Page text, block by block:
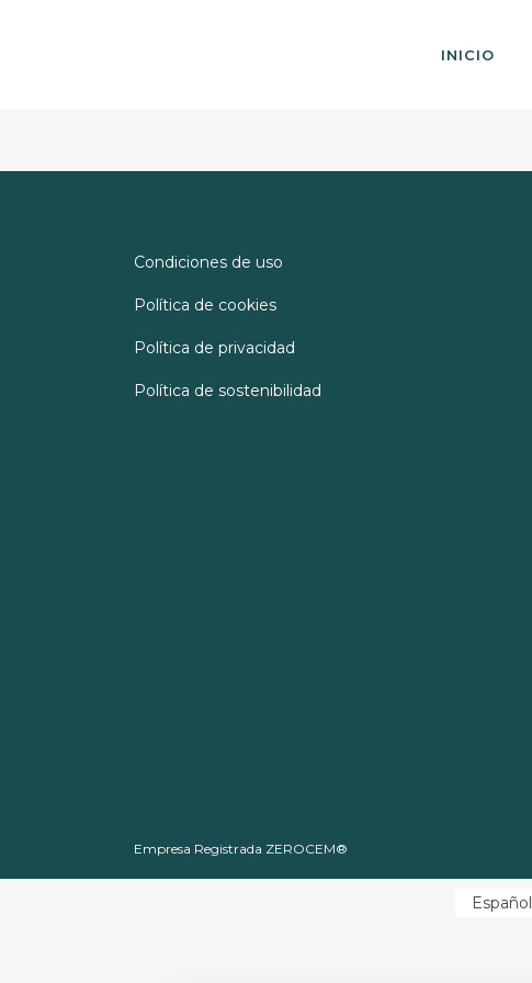
INICIO
Condiciones de uso
Política de cookies
Política de privacidad
Política de sostenibilidad
Empresa Registrada ZEROCEM®
Español